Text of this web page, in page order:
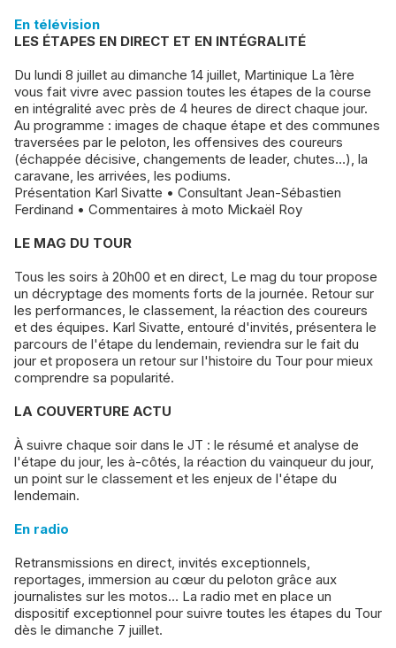
En télévision
LES ÉTAPES EN DIRECT ET EN INTÉGRALITÉ
Du lundi 8 juillet au dimanche 14 juillet, Martinique La 1ère
vous fait vivre avec passion toutes les étapes de la course
en intégralité avec près de 4 heures de direct chaque jour.
Au programme : images de chaque étape et des communes
traversées par le peloton, les offensives des coureurs
(échappée décisive, changements de leader, chutes…), la
caravane, les arrivées, les podiums.
Présentation Karl Sivatte • Consultant Jean-Sébastien
Ferdinand • Commentaires à moto Mickaël Roy
LE MAG DU TOUR
Tous les soirs à 20h00 et en direct, Le mag du tour propose
un décryptage des moments forts de la journée. Retour sur
les performances, le classement, la réaction des coureurs
et des équipes. Karl Sivatte, entouré d'invités, présentera le
parcours de l'étape du lendemain, reviendra sur le fait du
jour et proposera un retour sur l'histoire du Tour pour mieux
comprendre sa popularité.
LA COUVERTURE ACTU
À suivre chaque soir dans le JT : le résumé et analyse de
l'étape du jour, les à-côtés, la réaction du vainqueur du jour,
un point sur le classement et les enjeux de l'étape du
lendemain.
En radio
Retransmissions en direct, invités exceptionnels,
reportages, immersion au cœur du peloton grâce aux
journalistes sur les motos… La radio met en place un
dispositif exceptionnel pour suivre toutes les étapes du Tour
dès le dimanche 7 juillet.